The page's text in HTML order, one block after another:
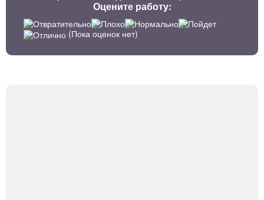
Оцените работу:
(Пока оценок нет)